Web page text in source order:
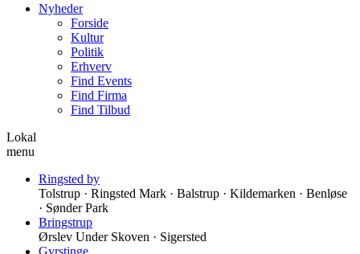
Nyheder
Forside
Kultur
Politik
Erhverv
Find Events
Find Firma
Find Tilbud
Lokal
menu
Ringsted by
Tolstrup · Ringsted Mark · Balstrup · Kildemarken · Benløse
· Sønder Park
Bringstrup
Ørslev Under Skoven · Sigersted
Gyrstinge